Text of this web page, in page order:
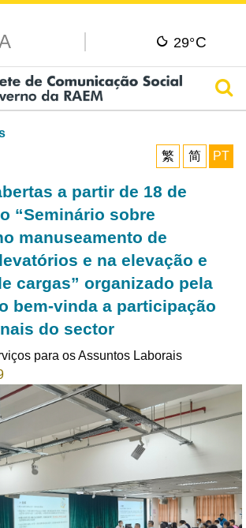
29°C
繁
简 PT
a partir de 18 de
“Seminário sobre
manuseamento de
e na elevação e
cargas” organizado pela
bem-vinda a participação
do sector
para os Assuntos Laborais